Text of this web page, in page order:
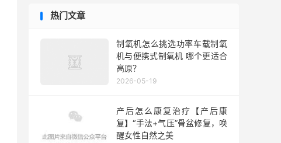
热门文章
制氧机怎么挑选功率车载制氧
机与便携式制氧机 哪个更适合
高原？
2026-05-19
产后怎么康复治疗【产后康
复】“手法+气压”骨盆修复，唤
醒女性自然之美